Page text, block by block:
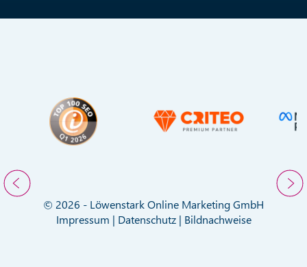
© 2026 - Löwenstark Online Marketing GmbH
Impressum | Datenschutz| Bildnachweise